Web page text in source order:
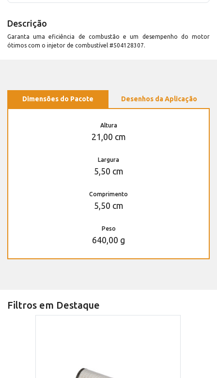
Descrição
Garanta uma eficiência de combustão e um desempenho do motor
ótimos com o injetor de combustível #504128307.
Dimensões do Pacote Desenhos da Aplicação
Altura
21,00 cm
Largura
5,50 cm
Comprimento
5,50 cm
Peso
640,00 g
Filtros em Destaque